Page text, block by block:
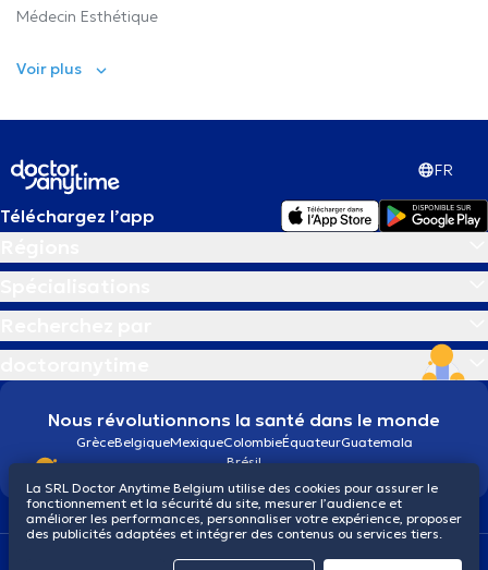
Médecin Esthétique
Voir plus
FR
Téléchargez l’app
Nous révolutionnons la santé dans le monde
GrèceBelgiqueMexiqueColombieÉquateurGuatemala
Brésil
Conditions généralesCookiesPolitique de confidentialité
La SRL Doctor Anytime Belgium utilise des cookies pour assurer le
fonctionnement et la sécurité du site, mesurer l’audience et
améliorer les performances, personnaliser votre expérience, proposer
des publicités adaptées et intégrer des contenus ou services tiers.